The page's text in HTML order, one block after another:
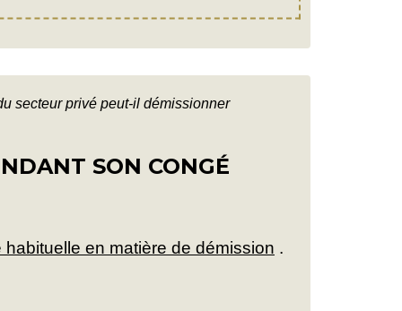
secteur privé peut-il démissionner
SON CONGÉ
habituelle en matière de démission .